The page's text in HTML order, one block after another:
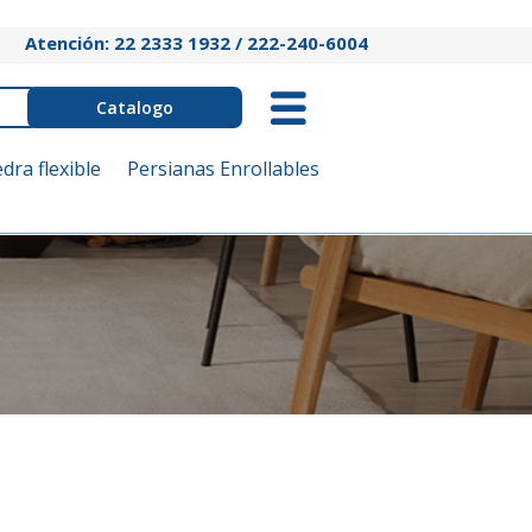
Atención: 22 2333 1932 / 222-240-6004
Catalogo
flexible
Persianas Enrollables